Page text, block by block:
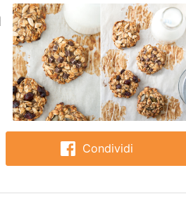
Condividi